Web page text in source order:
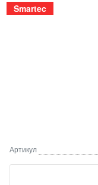
Smartec
Артикул